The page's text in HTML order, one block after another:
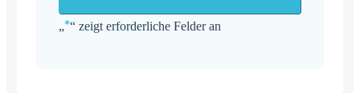
„*“ zeigt erforderliche Felder an